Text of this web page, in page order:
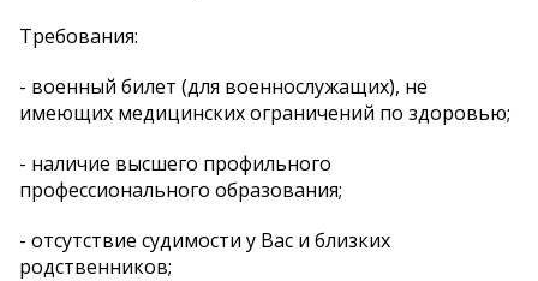
Требования:
- военный билет (для военнослужащих), не
имеющих медицинских ограничений по здоровью;
- наличие высшего профильного
профессионального образования;
- отсутствие судимости у Вас и близких
родственников;